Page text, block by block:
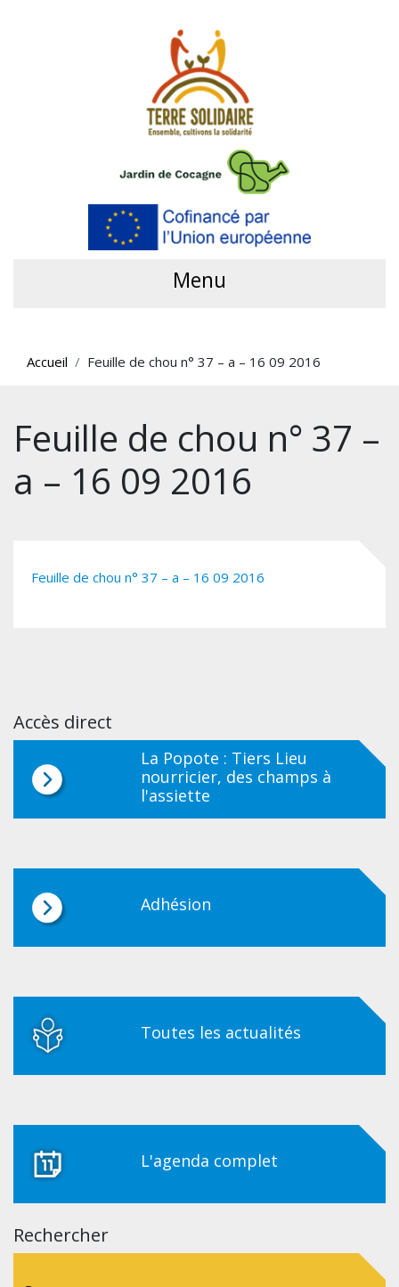
Menu
Accueil Feuille de chou n° 37 – a – 16 09 2016
Feuille de chou n° 37 –
a – 16 09 2016
Feuille de chou n° 37 – a – 16 09 2016
Accès direct
La Popote : Tiers Lieu
nourricier, des champs à
l'assiette
Adhésion
Toutes les actualités
L'agenda complet
Rechercher